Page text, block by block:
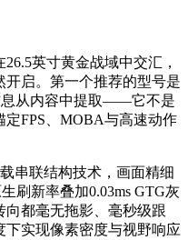
英寸黄金战域中交汇，
启。第一个推荐的型号是
息从内容中提取——它不是
FPS、MOBA与高速动作
串联结构技术，画面精细
刷新率叠加0.03ms GTG灰
向都毫无拖影、毫秒级跟
下实现像素密度与视野响应